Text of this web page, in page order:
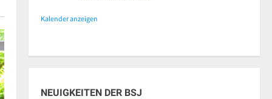
Kalender anzeigen
NEUIGKEITEN DER BSJ